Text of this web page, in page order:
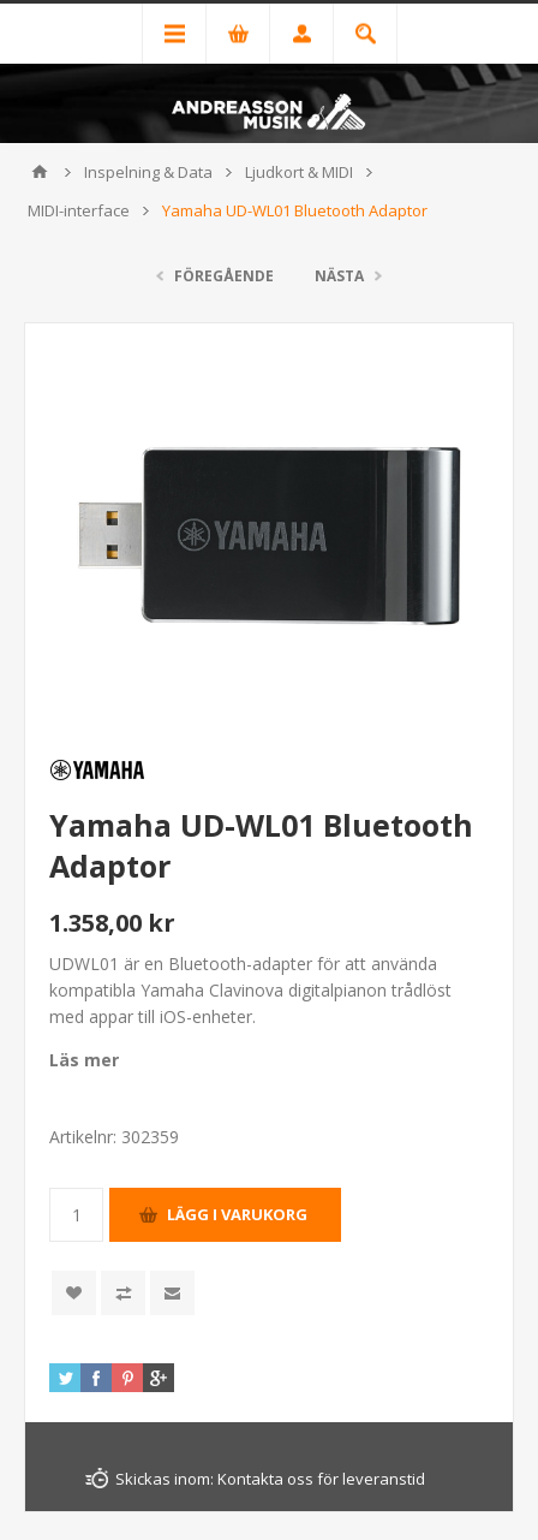
Inspelning & Data
Ljudkort & MIDI
MIDI-interface
Yamaha UD-WL01 Bluetooth Adaptor
FÖREGÅENDE NÄSTA
Yamaha UD-WL01 Bluetooth
Adaptor
1.358,00 kr
UDWL01 är en Bluetooth-adapter för att använda
kompatibla Yamaha Clavinova digitalpianon trådlöst
med appar till iOS-enheter.
Läs mer
Artikelnr: 302359
Skickas inom: Kontakta oss för leveranstid